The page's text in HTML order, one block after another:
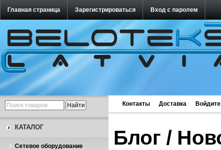
Главная страница Зарегистрироваться Вход с паролем
КАТАЛОГ
Cетевое оборудование
Контакты Доставка
Блог /